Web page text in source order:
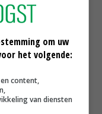
de
(POV) lag de
voor varkenshouders.
van een
twee regiobesturen
om uw
het volgende:
content,
van diensten